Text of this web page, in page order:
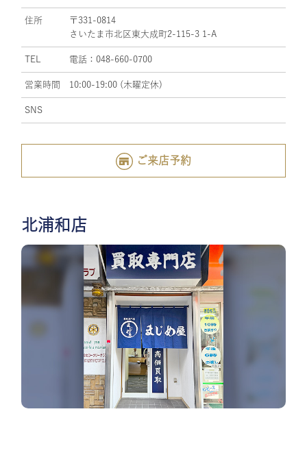
住所
〒331-0814
さいたま市北区東大成町2-115-3 1-A
TEL 電話：048-660-0700
営業時間 10:00-19:00 (木曜定休)
SNS
ご来店予約
北浦和店